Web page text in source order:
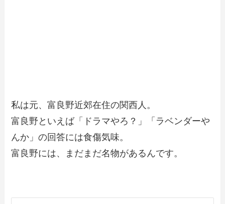
私は元、富良野近郊在住の関西人。
富良野といえば「ドラマやろ？」「ラベンダーや
んか」の回答には食傷気味。
富良野には、まだまだ名物があるんです。